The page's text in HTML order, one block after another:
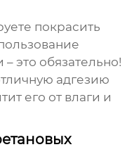
покрасить
– это обязательно!
адгезию
его от влаги и